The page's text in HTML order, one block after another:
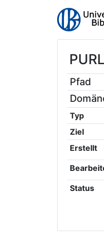
PURL
Pfad
Typ
Ziel
Erstellt
Status